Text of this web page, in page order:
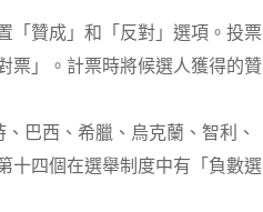
「贊成」和「反對」選項。投票
票」。計票時將候選人獲得的贊
巴西、希臘、烏克蘭、智利、
十四個在選舉制度中有「負數選